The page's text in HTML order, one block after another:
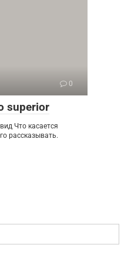
0
superior
Что касается
рассказывать.